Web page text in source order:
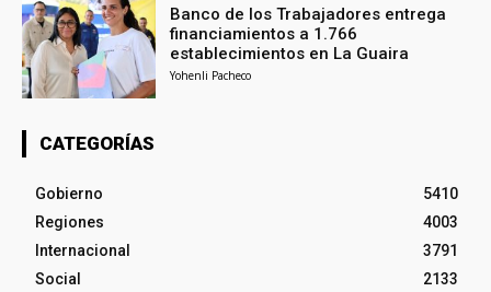
Banco de los Trabajadores entrega
financiamientos a 1.766
establecimientos en La Guaira
Yohenli Pacheco
CATEGORÍAS
Gobierno
5410
Regiones
4003
Internacional
3791
Social
2133